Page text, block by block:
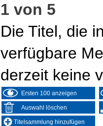
1 von 5
Die Titel, die
verfügbare
derzeit keine